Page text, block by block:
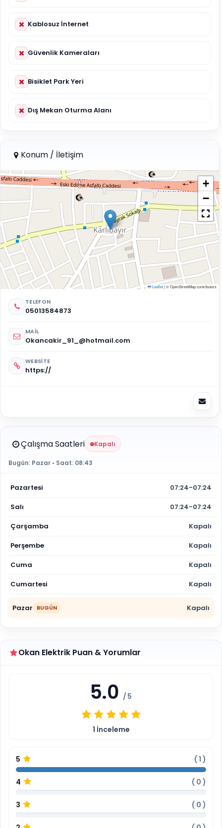
Kablosuz İnternet
Güvenlik Kameraları
Bisiklet Park Yeri
Dış Mekan Oturma Alanı
Konum / İletişim
+
−
Leaflet|© OpenStreetMap contributors
TELEFON
05013584873
MAIL
Okancakir_91_@hotmail.com
WEBSITE
https://
Çalışma Saatleri Kapalı
Bugün: Pazar • Saat: 08:43
Pazartesi 07:24-07:24
Salı 07:24-07:24
Çarşamba Kapalı
Perşembe Kapalı
Cuma Kapalı
Cumartesi Kapalı
Pazar BUGÜN Kapalı
Okan Elektrik Puan & Yorumlar
5.0 / 5
1 İnceleme
5 ( 1 )
4 ( 0 )
3 ( 0 )